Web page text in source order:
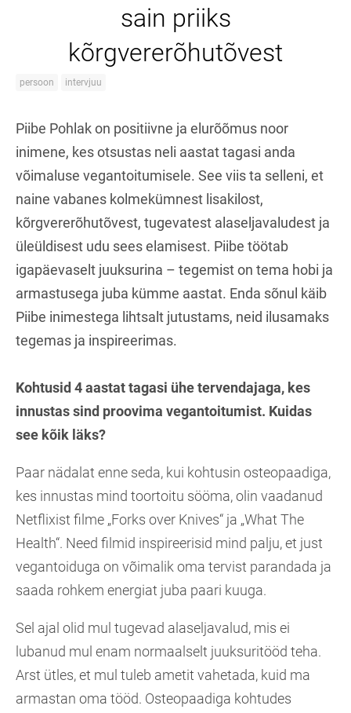
sain priiks
kõrgvererõhutõvest
persoon intervjuu
Piibe Pohlak on positiivne ja elurõõmus noor
inimene, kes otsustas neli aastat tagasi anda
võimaluse vegantoitumisele. See viis ta selleni, et
naine vabanes kolmekümnest lisakilost,
kõrgvererõhutõvest, tugevatest alaseljavaludest ja
üleüldisest udu sees elamisest. Piibe töötab
igapäevaselt juuksurina – tegemist on tema hobi ja
armastusega juba kümme aastat. Enda sõnul käib
Piibe inimestega lihtsalt jutustams, neid ilusamaks
tegemas ja inspireerimas.
Kohtusid 4 aastat tagasi ühe tervendajaga, kes
innustas sind proovima vegantoitumist. Kuidas
see kõik läks?
Paar nädalat enne seda, kui kohtusin osteopaadiga,
kes innustas mind toortoitu sööma, olin vaadanud
Netflixist filme „Forks over Knives“ ja „What The
Health“. Need filmid inspireerisid mind palju, et just
vegantoiduga on võimalik oma tervist parandada ja
saada rohkem energiat juba paari kuuga.
Sel ajal olid mul tugevad alaseljavalud, mis ei
lubanud mul enam normaalselt juuksuritööd teha.
Arst ütles, et mul tuleb ametit vahetada, kuid ma
armastan oma tööd. Osteopaadiga kohtudes